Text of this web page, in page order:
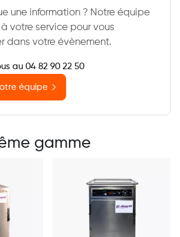
une information ? Notre équipe
votre service pour vous
dans votre évènement.
au 04 82 90 22 50
équipe
gamme